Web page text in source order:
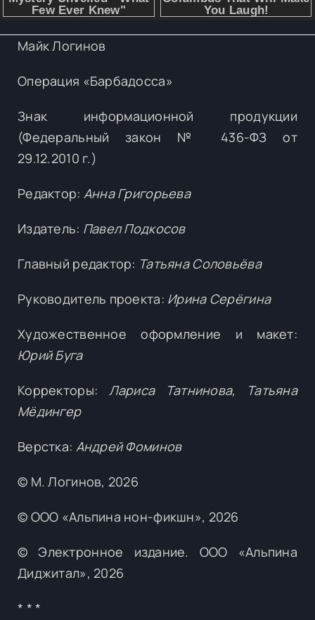
Майк Логинов
Операция «Барбадосса»
Знак информационной продукции
(Федеральный закон № 436-ФЗ от
29.12.2010 г.)
Редактор: Анна Григорьева
Издатель: Павел Подкосов
Главный редактор: Татьяна Соловьёва
Руководитель проекта: Ирина Серёгина
Художественное оформление и макет:
Юрий Буга
Корректоры: Лариса Татнинова, Татьяна
Мёдингер
Верстка: Андрей Фоминов
© М. Логинов, 2026
© ООО «Альпина нон-фикшн», 2026
© Электронное издание. ООО «Альпина
Диджитал», 2026
* * *